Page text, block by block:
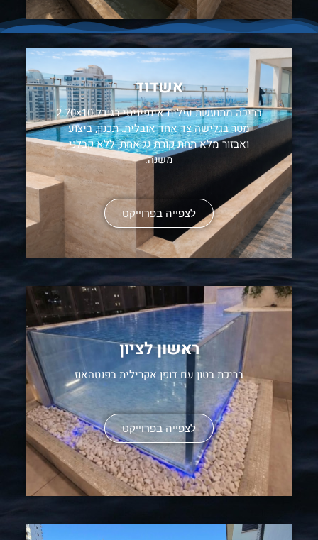
אשדוד
בריכה מתועשת עילית אינפיניטי בגודל 10×2.70
מטר בגלישה צד אחד אובלית. תכנון, ביצוע
ואבזור מלא תחת קורת גג אחת, ללא קבלני
משנה.
לצפייה בפרוייקט
ראשון לציון
בריכת בטון עם דופן אקרילית בפנטהאוז
לצפייה בפרוייקט